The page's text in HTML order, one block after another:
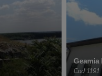
Geamia
Cod 1191